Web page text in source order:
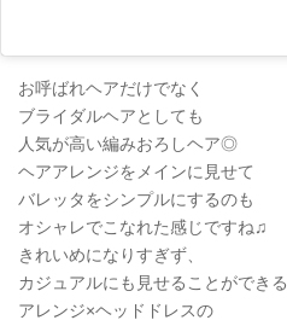
お呼ばれヘアだけでなく
ブライダルヘアとしても
人気が高い編みおろしヘア◎
ヘアアレンジをメインに見せて
バレッタをシンプルにするのも
オシャレでこなれた感じですね♫
きれいめになりすぎず、
カジュアルにも見せることができる
アレンジ×ヘッドドレスの